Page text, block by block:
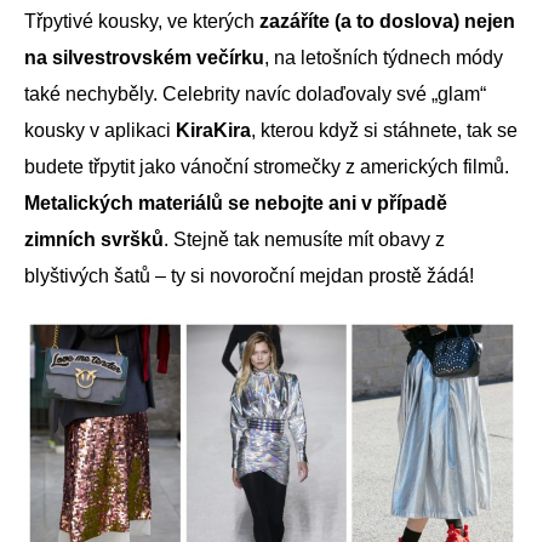
Třpytivé kousky, ve kterých zazáříte (a to doslova) nejen
na silvestrovském večírku, na letošních týdnech módy
také nechyběly. Celebrity navíc dolaďovaly své „glam“
kousky v aplikaci KiraKira, kterou když si stáhnete, tak se
budete třpytit jako vánoční stromečky z amerických filmů.
Metalických materiálů se nebojte ani v případě
zimních svršků. Stejně tak nemusíte mít obavy z
blyštivých šatů – ty si novoroční mejdan prostě žádá!